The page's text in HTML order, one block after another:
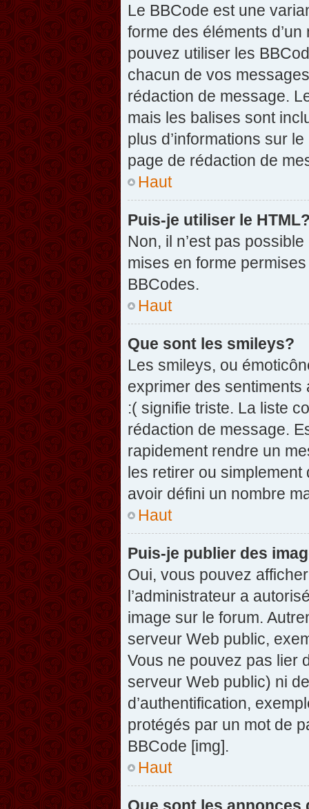
Le BBCode est une
forme des éléments
pouvez utiliser les
chacun de vos
rédaction de message.
mais les balises sont
plus d’informations sur
page de rédaction de
Haut
Puis-je utiliser le
Non, il n’est pas
mises en forme
BBCodes.
Haut
Que sont les smileys?
Les smileys, ou
exprimer des
:( signifie triste. La liste
rédaction de message.
rapidement rendre un
les retirer ou simplement
avoir défini un nombre
Haut
Puis-je publier des
Oui, vous pouvez
l’administrateur a
image sur le forum.
serveur Web public,
Vous ne pouvez pas lier
serveur Web public) ni
d’authentification,
protégés par un mot de
BBCode [img].
Haut
Que sont les annonces